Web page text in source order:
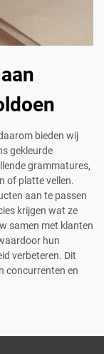
bieden wij
gekleurde
grammatures,
of platte vellen.
aan te passen
krijgen wat ze
samen met klanten
hun
verbeteren. Dit
concurrenten en